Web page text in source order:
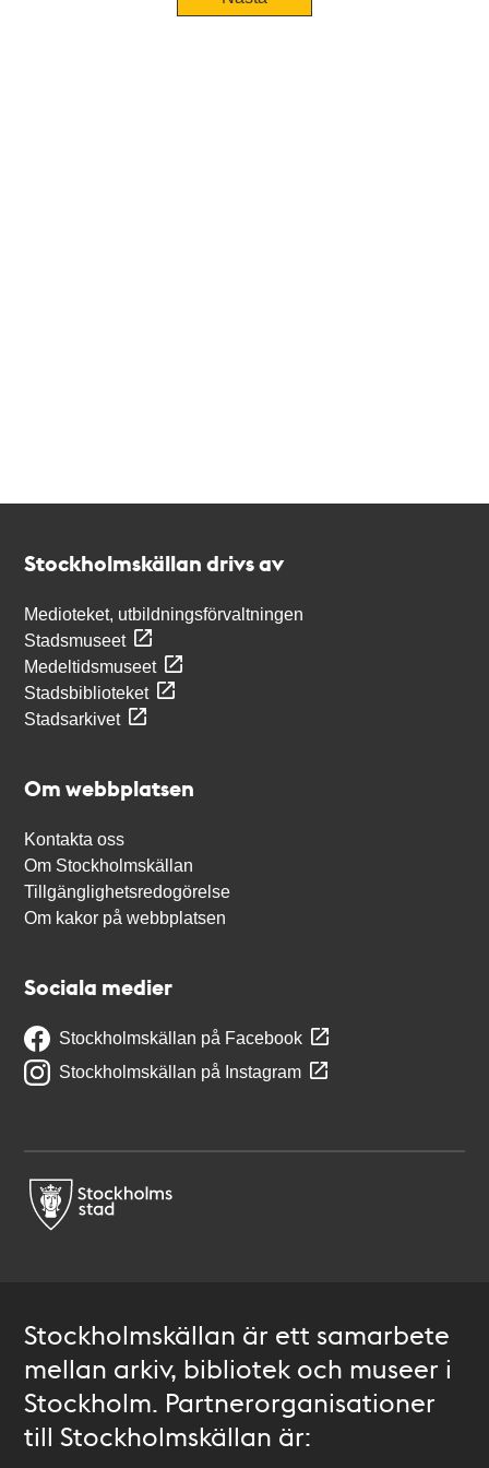
Stockholmskällan drivs av
Medioteket, utbildningsförvaltningen
Stadsmuseet
Medeltidsmuseet
Stadsbiblioteket
Stadsarkivet
Om webbplatsen
Kontakta oss
Om Stockholmskällan
Tillgänglighetsredogörelse
Om kakor på webbplatsen
Sociala medier
Stockholmskällan på Facebook
Stockholmskällan på Instagram
Stockholmskällan är ett samarbete
mellan arkiv, bibliotek och museer i
Stockholm. Partnerorganisationer
till Stockholmskällan är: